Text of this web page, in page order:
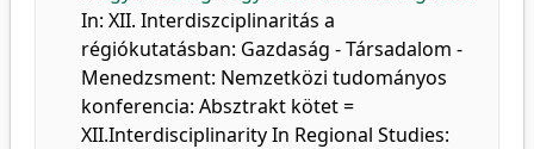
In: XII. Interdiszciplinaritás a
régiókutatásban: Gazdaság - Társadalom -
Menedzsment: Nemzetközi tudományos
konferencia: Absztrakt kötet =
XII.Interdisciplinarity In Regional Studies: